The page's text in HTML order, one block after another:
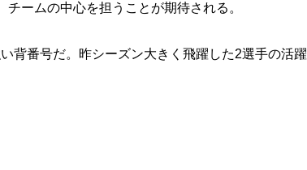
ームの中心を担うことが期待される。
背番号だ。昨シーズン大きく飛躍した2選手の活躍